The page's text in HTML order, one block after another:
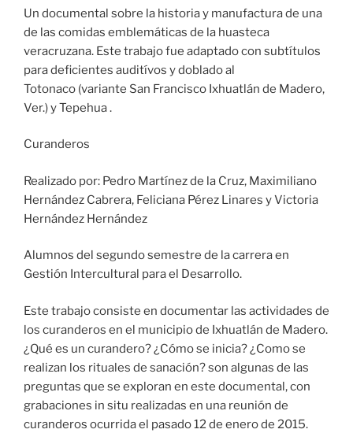
Un documental sobre la historia y manufactura de una
de las comidas emblemáticas de la huasteca
veracruzana. Este trabajo fue adaptado con subtítulos
para deficientes auditívos y doblado al
Totonaco (variante San Francisco Ixhuatlán de Madero,
Ver.) y Tepehua .
Curanderos
Realizado por: Pedro Martínez de la Cruz, Maximiliano
Hernández Cabrera, Feliciana Pérez Linares y Victoria
Hernández Hernández
Alumnos del segundo semestre de la carrera en
Gestión Intercultural para el Desarrollo.
Este trabajo consiste en documentar las actividades de
los curanderos en el municipio de Ixhuatlán de Madero.
¿Qué es un curandero? ¿Cómo se inicia? ¿Como se
realizan los rituales de sanación? son algunas de las
preguntas que se exploran en este documental, con
grabaciones in situ realizadas en una reunión de
curanderos ocurrida el pasado 12 de enero de 2015.